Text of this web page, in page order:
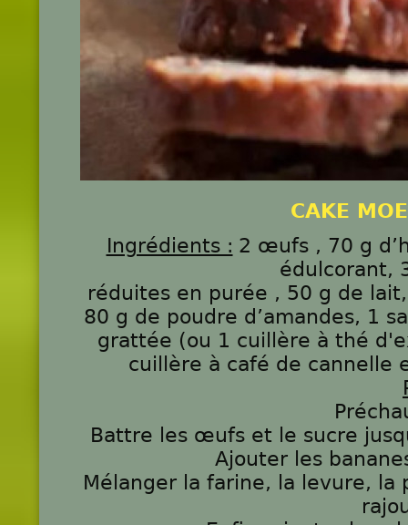
CAKE
Ingrédients : 2 œufs , 70 g
édulcorant,
réduites en purée , 50 g de
80 g de poudre d’amandes, 1
grattée (ou 1 cuillère à thé
cuillère à café de cannelle
Battre les œufs et le sucre
Ajouter les
Mélanger la farine, la levure, la